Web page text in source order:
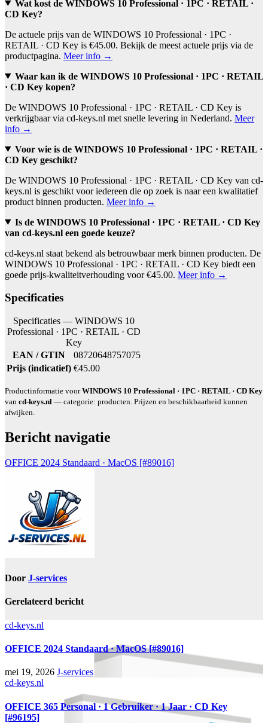
Wat kost de WINDOWS 10 Professional · 1PC · RETAIL ·
CD Key?
De actuele prijs van de WINDOWS 10 Professional · 1PC ·
RETAIL · CD Key is €45.00. Bekijk de meest actuele prijs via de
productpagina. Meer info →
Waar kan ik de WINDOWS 10 Professional · 1PC · RETAIL
· CD Key kopen?
De WINDOWS 10 Professional · 1PC · RETAIL · CD Key is
verkrijgbaar via cd-keys.nl met snelle levering in Nederland. Meer
info →
Voor wie is de WINDOWS 10 Professional · 1PC · RETAIL ·
CD Key geschikt?
De WINDOWS 10 Professional · 1PC · RETAIL · CD Key van cd-
keys.nl is geschikt voor iedereen die op zoek is naar een kwalitatief
product binnen producten. Meer info →
Is de WINDOWS 10 Professional · 1PC · RETAIL · CD Key
van cd-keys.nl een goede keuze?
cd-keys.nl staat bekend als betrouwbaar merk binnen producten. De
WINDOWS 10 Professional · 1PC · RETAIL · CD Key biedt een
goede prijs-kwaliteitverhouding voor €45.00. Meer info →
Specificaties
Specificaties — WINDOWS 10
Professional · 1PC · RETAIL · CD
Key
EAN / GTIN
08720648757075
Prijs (indicatief) €45.00
Productinformatie voorWINDOWS 10 Professional · 1PC · RETAIL · CD Key
van cd-keys.nl — categorie: producten. Prijzen en beschikbaarheid kunnen
afwijken.
Bericht navigatie
OFFICE 2024 Standaard · MacOS [#89016]
Door J-services
Gerelateerd bericht
cd-keys.nl
OFFICE 2024 Standaard · MacOS [#89016]
mei 19, 2026 J-services
cd-keys.nl
OFFICE 365 Personal · 1 Gebruiker · 1 Jaar · CD Key
[#96195]